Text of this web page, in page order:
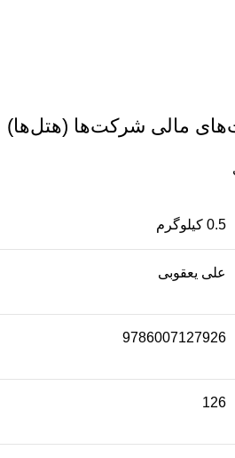
مالی شرکت‌ها (هتل‌ها)
0.5 کیلوگرم
علی یعقوبی
9786007127926
126